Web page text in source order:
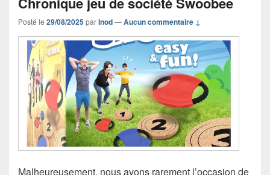
Posté le 29/08/2025parInod—Aucun commentaire ↓
Malheureusement, nous avons rarement l’occasion de